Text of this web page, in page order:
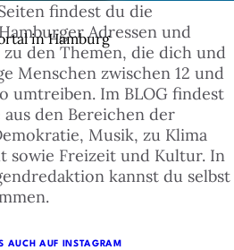
in Hamburg
findest du die
Adressen und
den Themen, die dich und
Menschen zwischen 12 und
umtreiben. Im BLOG findest
den Bereichen der
Musik, zu Klima
sowie Freizeit und Kultur. In
kannst du selbst
AUCH AUF INSTAGRAM